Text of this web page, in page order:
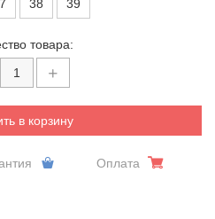
38 39
товара:
в корзину
Оплата